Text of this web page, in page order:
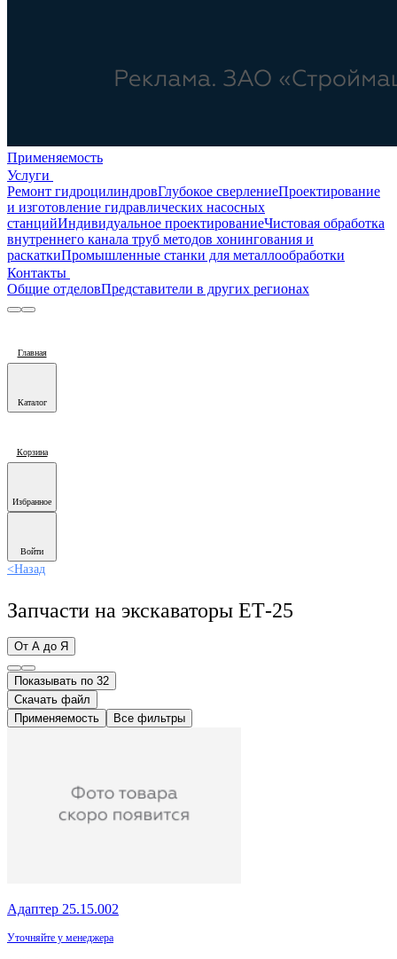
Применяемость
Услуги
Ремонт гидроцилиндровГлубокое сверлениеПроектирование
и изготовление гидравлических насосных
станцийИндивидуальное проектированиеЧистовая обработка
внутреннего канала труб методов хонингования и
раскаткиПромышленные станки для металлообработки
Контакты
Общие отделовПредставители в других регионах
Главная
Каталог
Корзина
Избранное
Войти
<Назад
Запчасти на экскаваторы ЕТ-25
От А до Я
Показывать по 32
Скачать файл
Применяемость
Все фильтры
Адаптер 25.15.002
Уточняйте у менеджера